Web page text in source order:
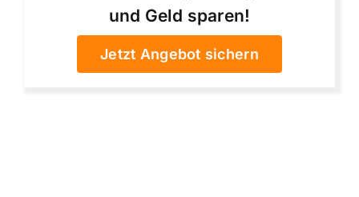
und Geld sparen!
Jetzt Angebot sichern